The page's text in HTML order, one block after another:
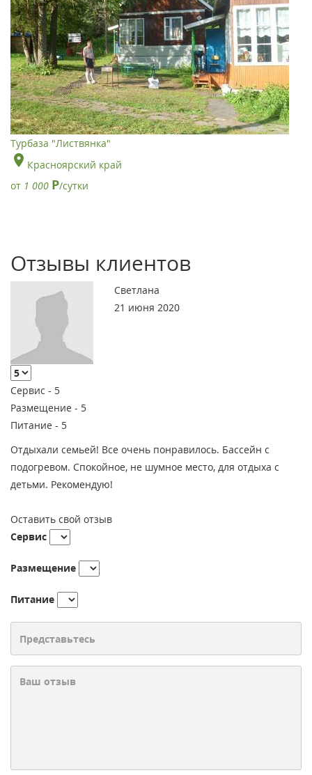
Турбаза "Листвянка"
Красноярский край
от 1 000 Р/сутки
Отзывы клиентов
Светлана
21 июня 2020
Сервис - 5
Размещение - 5
Питание - 5
Отдыхали семьей! Все очень понравилось. Бассейн с
подогревом. Спокойное, не шумное место, для отдыха с
детьми. Рекомендую!
Оставить свой отзыв
Сервис
Размещение
Питание